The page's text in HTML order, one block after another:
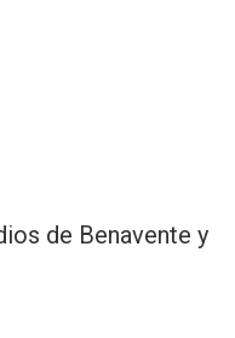
de Benavente y